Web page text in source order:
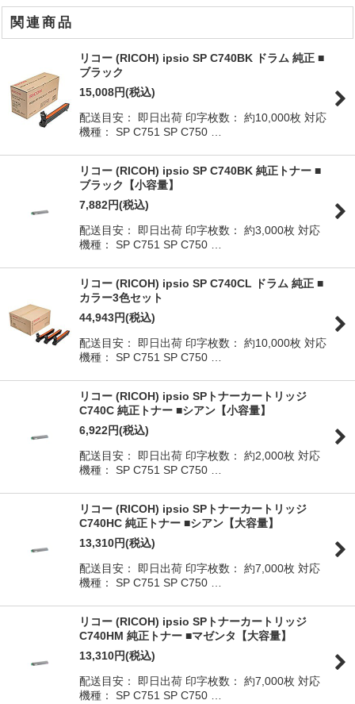
関連商品
リコー (RICOH) ipsio SP C740BK ドラム 純正 ■
ブラック
15,008円(税込)
配送目安： 即日出荷 印字枚数： 約10,000枚 対応
機種： SP C751 SP C750 …
リコー (RICOH) ipsio SP C740BK 純正トナー ■
ブラック【小容量】
7,882円(税込)
配送目安： 即日出荷 印字枚数： 約3,000枚 対応
機種： SP C751 SP C750 …
リコー (RICOH) ipsio SP C740CL ドラム 純正 ■
カラー3色セット
44,943円(税込)
配送目安： 即日出荷 印字枚数： 約10,000枚 対応
機種： SP C751 SP C750 …
リコー (RICOH) ipsio SPトナーカートリッジ
C740C 純正トナー ■シアン【小容量】
6,922円(税込)
配送目安： 即日出荷 印字枚数： 約2,000枚 対応
機種： SP C751 SP C750 …
リコー (RICOH) ipsio SPトナーカートリッジ
C740HC 純正トナー ■シアン【大容量】
13,310円(税込)
配送目安： 即日出荷 印字枚数： 約7,000枚 対応
機種： SP C751 SP C750 …
リコー (RICOH) ipsio SPトナーカートリッジ
C740HM 純正トナー ■マゼンタ【大容量】
13,310円(税込)
配送目安： 即日出荷 印字枚数： 約7,000枚 対応
機種： SP C751 SP C750 …